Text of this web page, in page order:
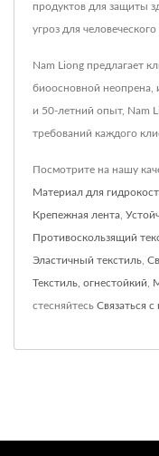
продуктов для защиты
угроз для человеческого
Nam Liong предлагает
биоосновной неопрена,
и 50-летний опыт, Nam
требований каждого
Посмотрите на нашу
Материал для
Крепежная лента
Противоскользящий
Эластичный текстиль
Текстиль, огнестойкий
стесняйтесь Связаться с